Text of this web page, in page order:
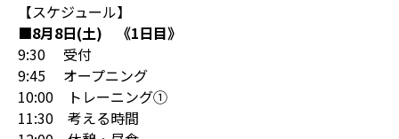
【スケジュール】
■8月8日(土) 《1日目》
9:30 受付
9:45 オープニング
10:00 トレーニング①
11:30 考える時間